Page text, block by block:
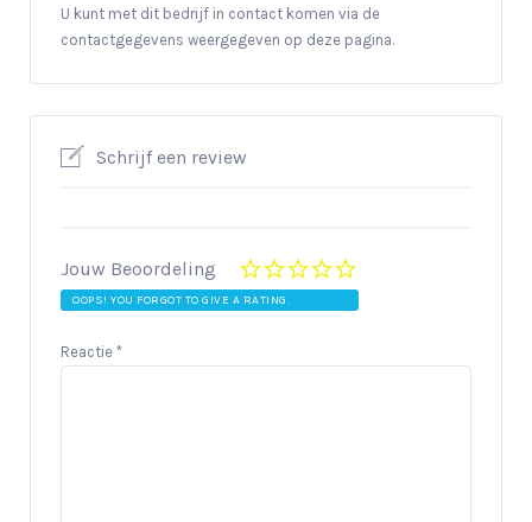
U kunt met dit bedrijf in contact komen via de
contactgegevens weergegeven op deze pagina.
Schrijf een review
Jouw Beoordeling
OOPS! YOU FORGOT TO GIVE A RATING.
Reactie *